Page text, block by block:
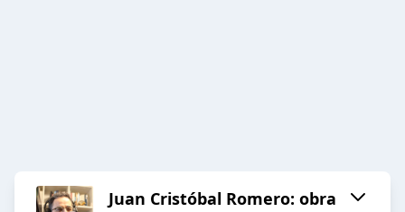
Juan Cristóbal Romero: obra